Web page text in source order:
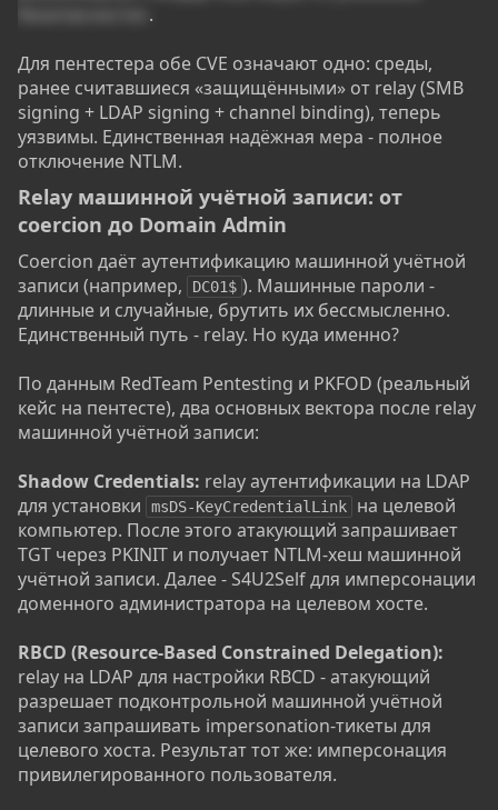
.
Для пентестера обе CVE означают одно: среды,
ранее считавшиеся «защищёнными» от relay (SMB
signing + LDAP signing + channel binding), теперь
уязвимы. Единственная надёжная мера - полное
отключение NTLM.
Relay машинной учётной записи: от
coercion до Domain Admin​
Coercion даёт аутентификацию машинной учётной
записи (например,
DC01$ ). Машинные пароли -
длинные и случайные, брутить их бессмысленно.
Единственный путь - relay. Но куда именно?
По данным RedTeam Pentesting и PKFOD (реальный
кейс на пентесте), два основных вектора после relay
машинной учётной записи:
Shadow Credentials: relay аутентификации на LDAP
для установки
msDS-KeyCredentialLink
на целевой
компьютер. После этого атакующий запрашивает
TGT через PKINIT и получает NTLM-хеш машинной
учётной записи. Далее - S4U2Self для имперсонации
доменного администратора на целевом хосте.
RBCD (Resource-Based Constrained Delegation):
relay на LDAP для настройки RBCD - атакующий
разрешает подконтрольной машинной учётной
записи запрашивать impersonation-тикеты для
целевого хоста. Результат тот же: имперсонация
привилегированного пользователя.